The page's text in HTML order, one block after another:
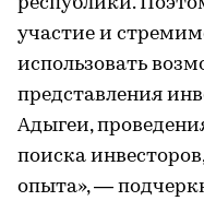
участие и
использовать
представления
Адыгеи,
поиска
опыта», —